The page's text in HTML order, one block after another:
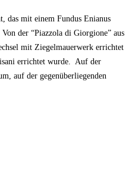
das mit einem Fundus Enianus
der “Piazzola di Giorgione” aus
mit Ziegelmauerwerk errichtet
errichtet wurde. Auf der
auf der gegenüberliegenden